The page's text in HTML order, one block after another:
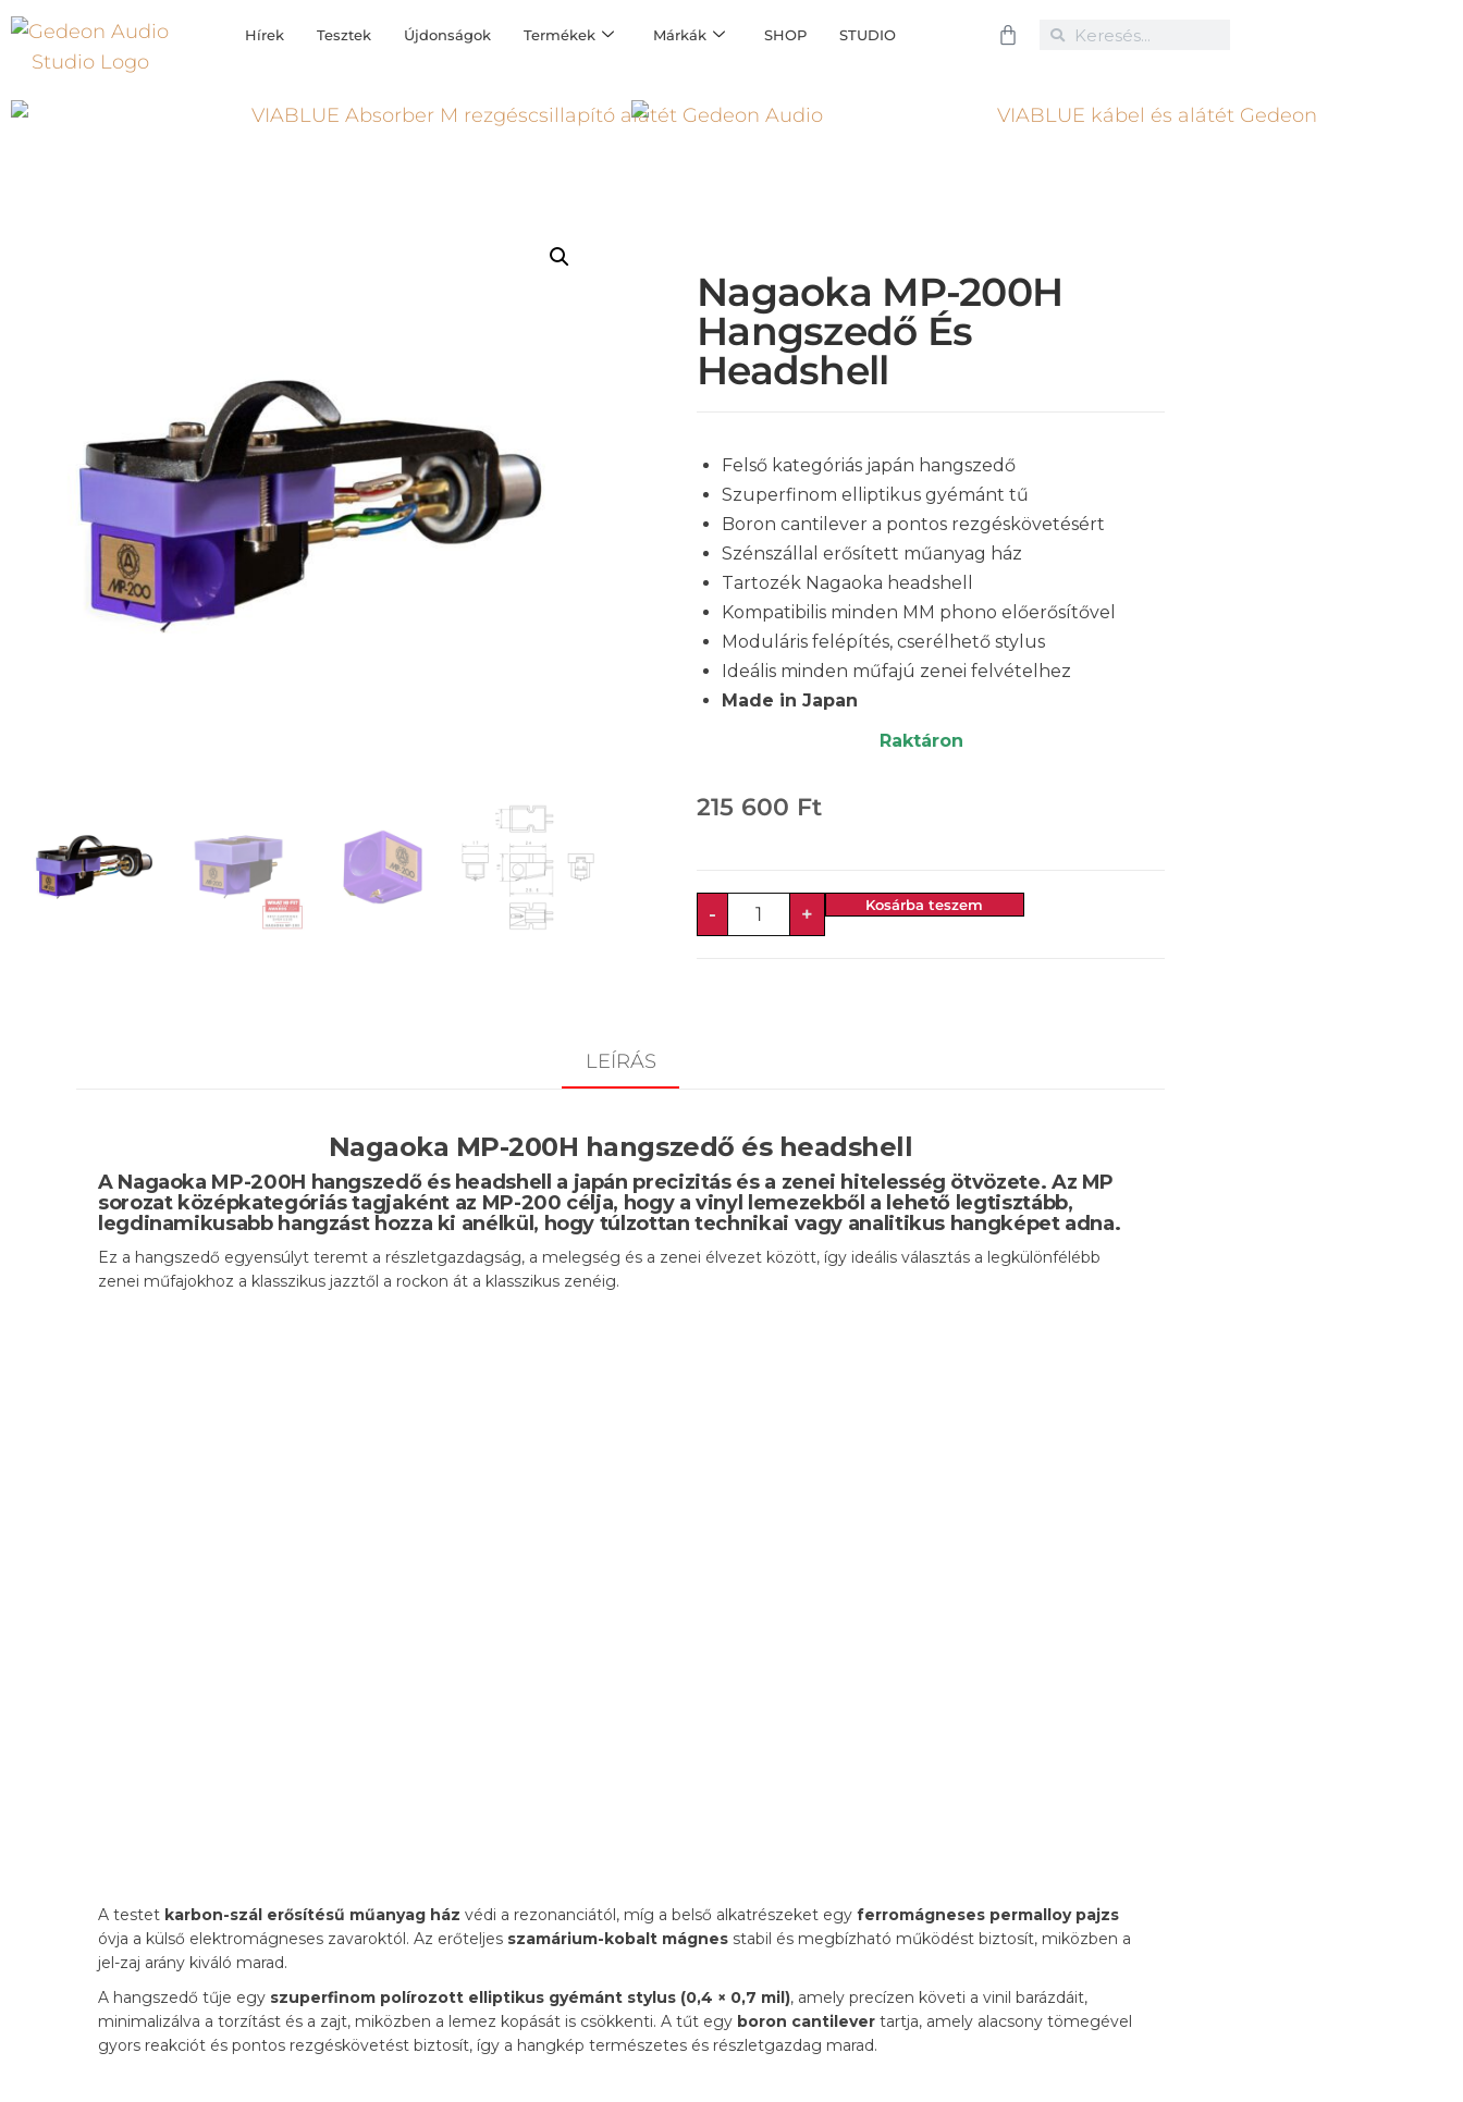
Hírek Tesztek Újdonságok Termékek Márkák SHOP STUDIO
Nagaoka MP-200H
Hangszedő És
Headshell
Felső kategóriás japán hangszedő
Szuperfinom elliptikus gyémánt tű
Boron cantilever a pontos rezgéskövetésért
Szénszállal erősített műanyag ház
Tartozék Nagaoka headshell
Kompatibilis minden MM phono előerősítővel
Moduláris felépítés, cserélhető stylus
Ideális minden műfajú zenei felvételhez
Made in Japan
Raktáron
215 600 Ft
- + Kosárba teszem
LEÍRÁS
Nagaoka MP-200H hangszedő és headshell
A Nagaoka MP-200H hangszedő és headshell a japán precizitás és a zenei hitelesség ötvözete. Az MP
sorozat középkategóriás tagjaként az MP-200 célja, hogy a vinyl lemezekből a lehető legtisztább,
legdinamikusabb hangzást hozza ki anélkül, hogy túlzottan technikai vagy analitikus hangképet adna.
Ez a hangszedő egyensúlyt teremt a részletgazdagság, a melegség és a zenei élvezet között, így ideális választás a legkülönfélébb
zenei műfajokhoz a klasszikus jazztől a rockon át a klasszikus zenéig.
A testet karbon-szál erősítésű műanyag ház védi a rezonanciától, míg a belső alkatrészeket egy ferromágneses permalloy pajzs
óvja a külső elektromágneses zavaroktól. Az erőteljes szamárium-kobalt mágnes stabil és megbízható működést biztosít, miközben a
jel-zaj arány kiváló marad.
A hangszedő tűje egy szuperfinom polírozott elliptikus gyémánt stylus (0,4 × 0,7 mil), amely precízen követi a vinil barázdáit,
minimalizálva a torzítást és a zajt, miközben a lemez kopását is csökkenti. A tűt egy boron cantilever tartja, amely alacsony tömegével
gyors reakciót és pontos rezgéskövetést biztosít, így a hangkép természetes és részletgazdag marad.